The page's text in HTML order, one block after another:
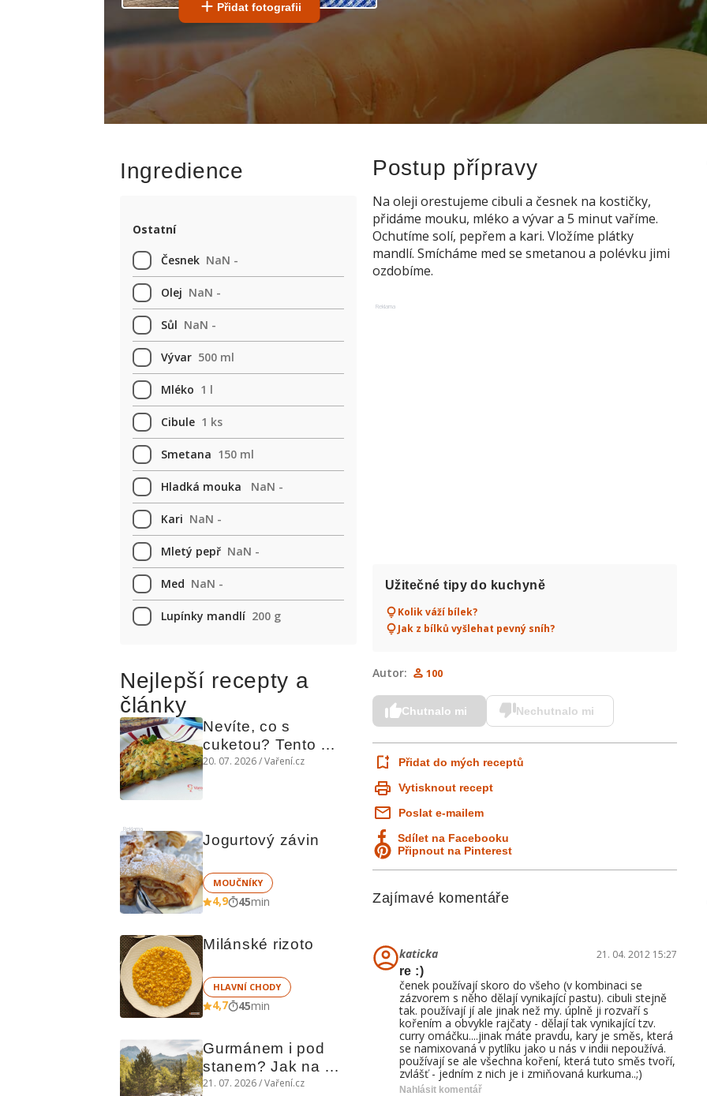
Přidat fotografii
Ingredience
Ostatní
Česnek NaN -
Olej NaN -
Sůl NaN -
Vývar 500 ml
Mléko 1 l
Cibule 1 ks
Smetana 150 ml
Hladká mouka NaN -
Kari NaN -
Mletý pepř NaN -
Med NaN -
Lupínky mandlí 200 g
Nejlepší recepty a
články
Nevíte, co s
cuketou? Tento
levný slaný koláč
20. 07. 2026 / Vaření.cz
Reklama
Jogurtový závin
MOUČNÍKY
4,9 45min
Milánské rizoto
HLAVNÍ CHODY
4,7 45min
Gurmánem i pod
stanem? Jak na
polní kuchyni a na
21. 07. 2026 / Vaření.cz
Postup přípravy
Na oleji orestujeme cibuli a česnek na kostičky,
přidáme mouku, mléko a vývar a 5 minut vaříme.
Ochutíme solí, pepřem a kari. Vložíme plátky
mandlí. Smícháme med se smetanou a polévku jimi
ozdobíme.
Reklama
Užitečné tipy do kuchyně
Kolik váží bílek?
Jak z bílků vyšlehat pevný sníh?
Autor: 100
Chutnalo mi Nechutnalo mi
Přidat do mých receptů
Vytisknout recept
Poslat e-mailem
Sdílet na Facebooku
Připnout na Pinterest
Zajímavé komentáře
katicka
21. 04. 2012 15:27
re :)
čenek používají skoro do všeho (v kombinaci se
zázvorem s něho dělají vynikající pastu). cibuli stejně
tak. používají jí ale jinak než my. úplně ji rozvaří s
kořením a obvykle rajčaty - dělají tak vynikající tzv.
curry omáčku....jinak máte pravdu, kary je směs, která
se namixovaná v pytlíku jako u nás v indii nepoužívá.
používají se ale všechna koření, která tuto směs tvoří,
zvlášť - jedním z nich je i zmiňovaná kurkuma..;)
Nahlásit komentář